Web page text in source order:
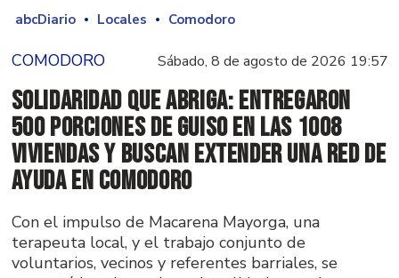
abcDiario Locales Comodoro
COMODORO Sábado, 8 de agosto de 2026 19:57
Solidaridad que abriga: Entregaron
500 porciones de guiso en las 1008
Viviendas y buscan extender una red de
ayuda en Comodoro
Con el impulso de Macarena Mayorga, una
terapeuta local, y el trabajo conjunto de
voluntarios, vecinos y referentes barriales, se